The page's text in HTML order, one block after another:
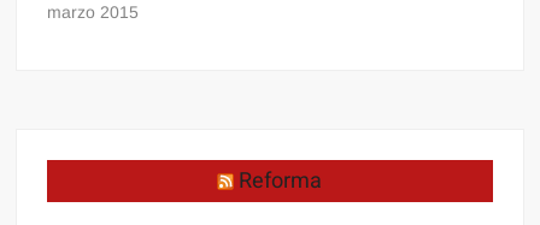
marzo 2015
Reforma